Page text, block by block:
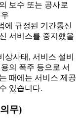
보수 또는 공사로
에 규정된 기간통신
서비스를 중지했을
사태, 서비스 설비
의 폭주 등으로 서
때에는 서비스 제공
있습니다.
무)